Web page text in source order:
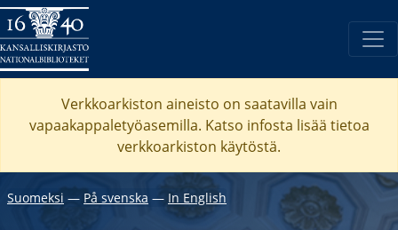
Verkkoarkiston aineisto on saatavilla vain
vapaakappaletyöasemilla. Katso infosta lisää tietoa
verkkoarkiston käytöstä.
Suomeksi ― På svenska ― In English